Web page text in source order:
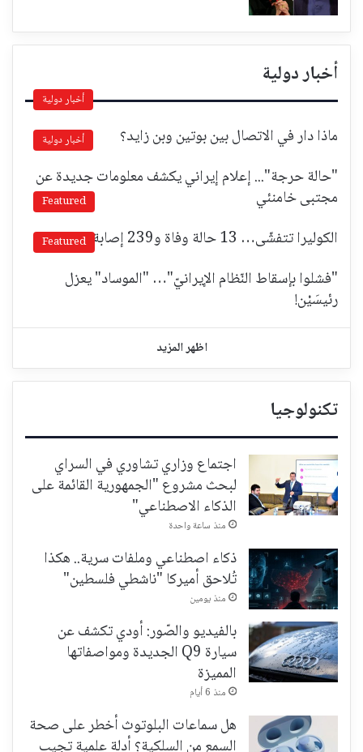
أخبار دولية
أخبار دولية
ماذا دار في الاتصال بين بوتين وبن زايد؟ أخبار دولية
"حالة حرجة"... إعلام إيراني يكشف معلومات جديدة عن
مجتبى خامنئي
Featured
الكوليرا تتفشّى… 13 حالة وفاة و239 إصابة! Featured
"فشلوا بإسقاط النّظام الإيرانيّ"… "الموساد" يعزل
رئيسَيْن!
اظهر المزيد
تكنولوجيا
اجتماع وزاري تشاوري في السراي
لبحث مشروع "الجمهورية القائمة على
الذكاء الاصطناعي"
منذ ساعة واحدة
ذكاء اصطناعي وملفات سرية.. هكذا
تُلاحق أميركا "ناشطي فلسطين"
منذ يومين
بالفيديو والصّور: أودي تكشف عن
سيارة Q9 الجديدة ومواصفاتها
المميزة
منذ 6 أيام
هل سماعات البلوتوث أخطر على صحة